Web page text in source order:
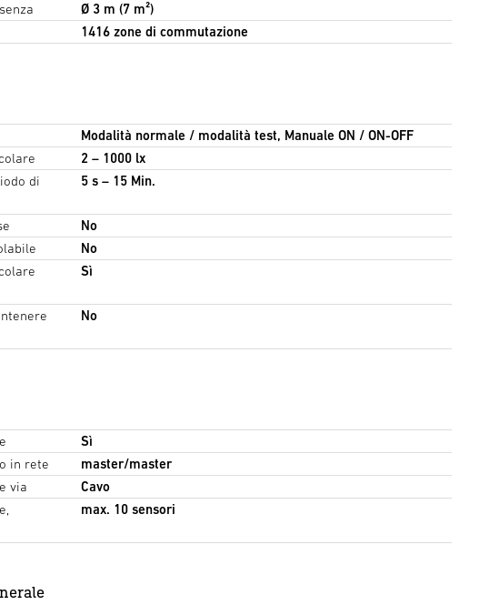
Ø 3 m (7 m²)
1416 zone di commutazione
Modalità normale / modalità test, Manuale ON / ON-OFF
2 – 1000 lx
di
5 s – 15 Min.
No
No
Sì
No
Sì
in rete
master/master
via
Cavo
max. 10 sensori